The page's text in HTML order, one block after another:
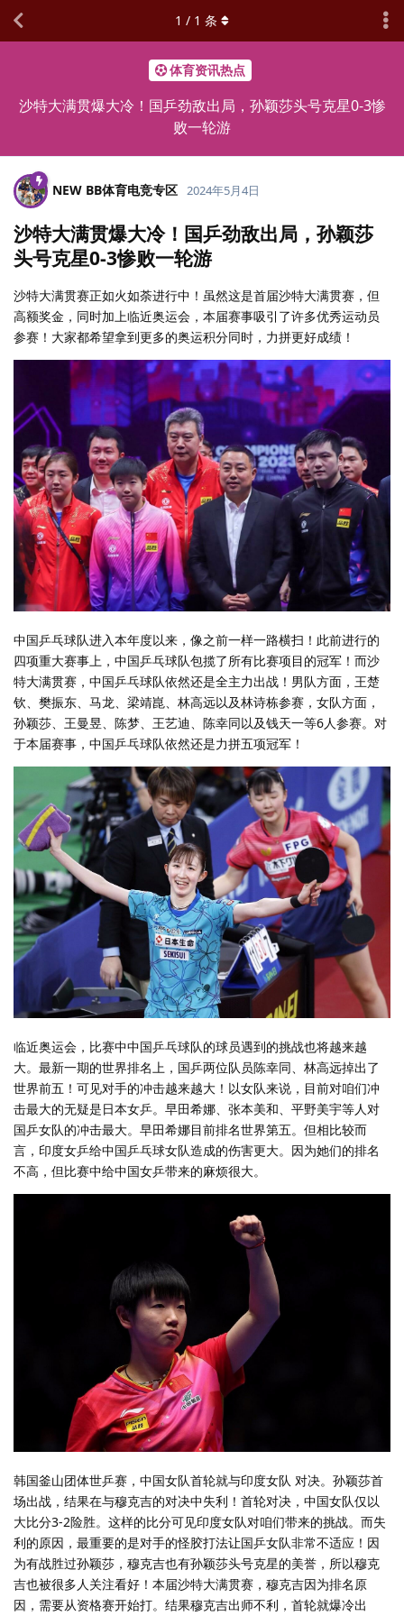
体育资讯热点
沙特大满贯爆大冷！国乒劲敌出局，孙颖莎头号克星0-3惨
败一轮游
1 / 1 条
NEW BB体育电竞专区 2024年5月4日
沙特大满贯爆大冷！国乒劲敌出局，孙颖莎
头号克星0-3惨败一轮游
沙特大满贯赛正如火如荼进行中！虽然这是首届沙特大满贯赛，但
高额奖金，同时加上临近奥运会，本届赛事吸引了许多优秀运动员
参赛！大家都希望拿到更多的奥运积分同时，力拼更好成绩！
中国乒乓球队进入本年度以来，像之前一样一路横扫！此前进行的
四项重大赛事上，中国乒乓球队包揽了所有比赛项目的冠军！而沙
特大满贯赛，中国乒乓球队依然还是全主力出战！男队方面，王楚
钦、樊振东、马龙、梁靖崑、林高远以及林诗栋参赛，女队方面，
孙颖莎、王曼昱、陈梦、王艺迪、陈幸同以及钱天一等6人参赛。对
于本届赛事，中国乒乓球队依然还是力拼五项冠军！
临近奥运会，比赛中中国乒乓球队的球员遇到的挑战也将越来越
大。最新一期的世界排名上，国乒两位队员陈幸同、林高远掉出了
世界前五！可见对手的冲击越来越大！以女队来说，目前对咱们冲
击最大的无疑是日本女乒。早田希娜、张本美和、平野美宇等人对
国乒女队的冲击最大。早田希娜目前排名世界第五。但相比较而
言，印度女乒给中国乒乓球女队造成的伤害更大。因为她们的排名
不高，但比赛中给中国女乒带来的麻烦很大。
韩国釜山团体世乒赛，中国女队首轮就与印度女队 对决。孙颖莎首
场出战，结果在与穆克吉的对决中失利！首轮对决，中国女队仅以
大比分3-2险胜。这样的比分可见印度女队对咱们带来的挑战。而失
利的原因，最重要的是对手的怪胶打法让国乒女队非常不适应！因
为有战胜过孙颖莎，穆克吉也有孙颖莎头号克星的美誉，所以穆克
吉也被很多人关注看好！本届沙特大满贯赛，穆克吉因为排名原
因，需要从资格赛开始打。结果穆克吉出师不利，首轮就爆冷出